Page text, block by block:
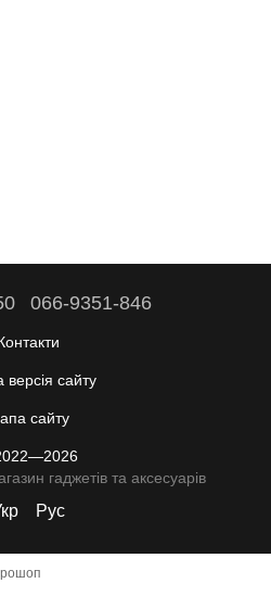
066-9351-846
версія сайту
сайту
гаджетів та аксесуарів
Рус